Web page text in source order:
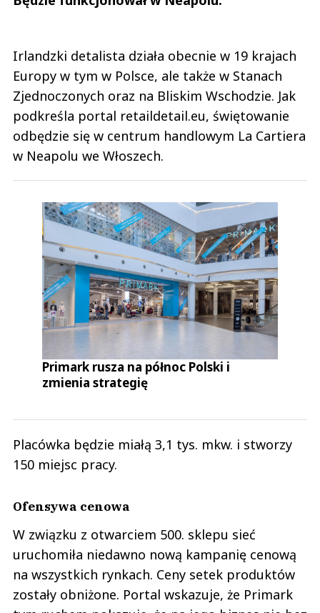
Irlandzki detalista działa obecnie w 19 krajach
Europy w tym w Polsce, ale także w Stanach
Zjednoczonych oraz na Bliskim Wschodzie. Jak
podkreśla portal retaildetail.eu, świętowanie
odbędzie się w centrum handlowym La Cartiera
w Neapolu we Włoszech.
Primark rusza na północ Polski i
zmienia strategię
Placówka będzie miałą 3,1 tys. mkw. i stworzy
150 miejsc pracy.
Ofensywa cenowa
W związku z otwarciem 500. sklepu sieć
uruchomiła niedawno nową kampanię cenową
na wszystkich rynkach. Ceny setek produktów
zostały obniżone. Portal wskazuje, że Primark